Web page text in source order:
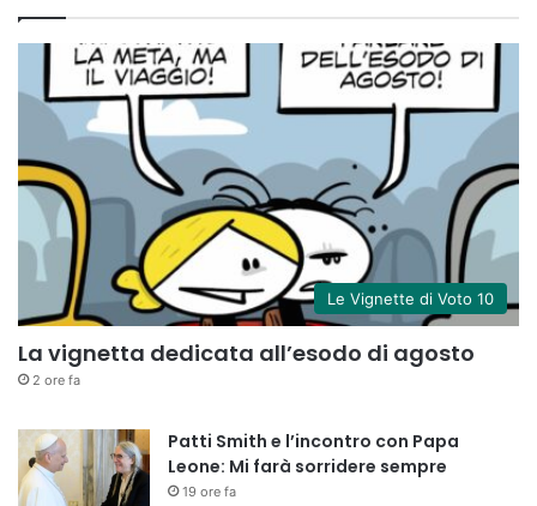
Le Vignette di Voto 10
La vignetta dedicata all’esodo di agosto
2 ore fa
Patti Smith e l’incontro con Papa
Leone: Mi farà sorridere sempre
19 ore fa